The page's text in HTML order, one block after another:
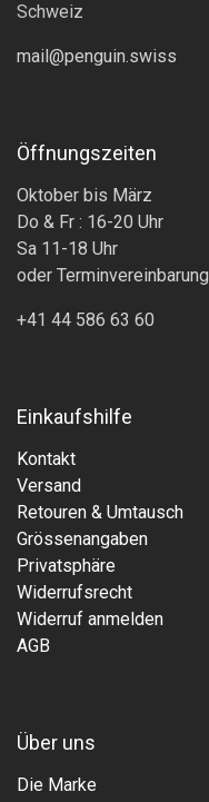
Schweiz
mail@penguin.swiss
Öffnungszeiten
Oktober bis März
Do & Fr : 16-20 Uhr
Sa 11-18 Uhr
oder Terminvereinbarung
+41 44 586 63 60
Einkaufshilfe
Kontakt
Versand
Retouren & Umtausch
Grössenangaben
Privatsphäre
Widerrufsrecht
Widerruf anmelden
AGB
Über uns
Die Marke